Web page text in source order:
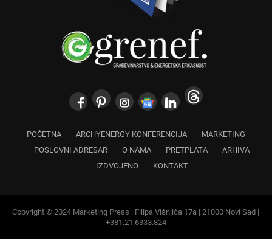
POČETNA ARCHYENERGY KONFERENCIJA
MARKETING
POSLOVNI ADRESAR
O NAMA PRETPLATA
ARHIVA
IZDVOJENO
KONTAKT
Copyright © 2024 Marketing Press | Filipa Višnjića 17a | 21000 Novi Sad |
+381.21.6333.824